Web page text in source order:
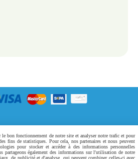
Ecrivez-nousà[email protected]-Nous vous
au vendredi de 9h00 à 17h00
bon fonctionnement de notre site et analyser notre trafic et pour
fins de statistiques. Pour cela, nos partenaires et nous peuvent
pour stocker et accéder à des informations personnelles
partageons également des informations sur l'utilisation de notre
de publicité et d'analyse, qui peuvent combiner celles-ci avec